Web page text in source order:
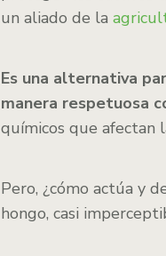
un aliado de la
Es una alternativa
manera respetuosa
químicos que afectan
Pero, ¿cómo actúa y
hongo, casi